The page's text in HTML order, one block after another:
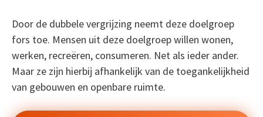
Door de dubbele vergrijzing neemt deze doelgroep
fors toe. Mensen uit deze doelgroep willen wonen,
werken, recreëren, consumeren. Net als ieder ander.
Maar ze zijn hierbij afhankelijk van de toegankelijkheid
van gebouwen en openbare ruimte.